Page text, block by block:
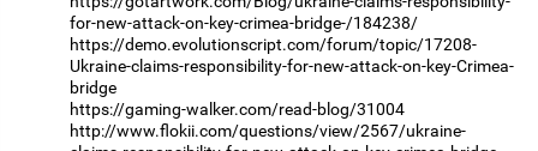
for-new-attack-on-key-crimea-bridge-/184238/
https://demo.evolutionscript.com/forum/topic/17208-
Ukraine-claims-responsibility-for-new-attack-on-key-Crimea-
bridge
https://gaming-walker.com/read-blog/31004
http://www.flokii.com/questions/view/2567/ukraine-